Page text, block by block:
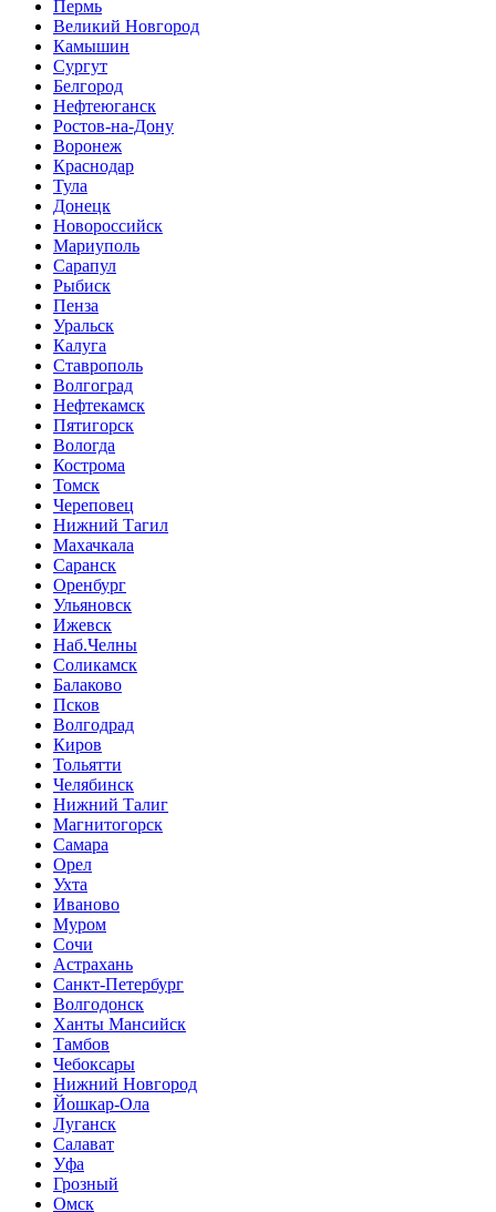
Пермь
Великий Новгород
Камышин
Сургут
Белгород
Нефтеюганск
Ростов-на-Дону
Воронеж
Краснодар
Тула
Донецк
Новороссийск
Мариуполь
Сарапул
Рыбиск
Пенза
Уральск
Калуга
Ставрополь
Волгоград
Нефтекамск
Пятигорск
Вологда
Кострома
Томск
Череповец
Нижний Тагил
Махачкала
Саранск
Оренбург
Ульяновск
Ижевск
Наб.Челны
Соликамск
Балаково
Псков
Волгодрад
Киров
Тольятти
Челябинск
Нижний Талиг
Магнитогорск
Самара
Орел
Ухта
Иваново
Муром
Сочи
Астрахань
Санкт-Петербург
Волгодонск
Ханты Мансийск
Тамбов
Чебоксары
Нижний Новгород
Йошкар-Ола
Луганск
Салават
Уфа
Грозный
Омск